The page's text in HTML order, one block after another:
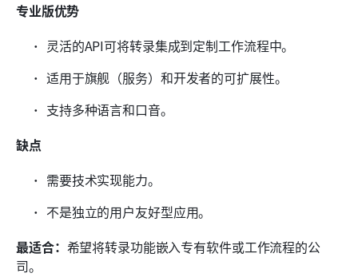
专业版优势
灵活的API可将转录集成到定制工作流程中。
适用于旗舰（服务）和开发者的可扩展性。
支持多种语言和口音。
缺点
需要技术实现能力。
不是独立的用户友好型应用。
最适合： 希望将转录功能嵌入专有软件或工作流程的公
司。